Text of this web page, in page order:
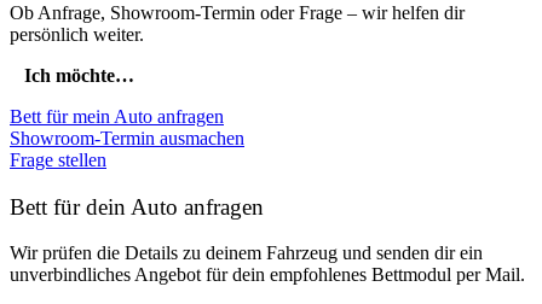
Ob Anfrage, Showroom-Termin oder Frage – wir helfen dir
persönlich weiter.
Ich möchte…
Bett für mein Auto anfragen
Showroom-Termin ausmachen
Frage stellen
Bett für dein Auto anfragen
Wir prüfen die Details zu deinem Fahrzeug und senden dir ein
unverbindliches Angebot für dein empfohlenes Bettmodul per Mail.